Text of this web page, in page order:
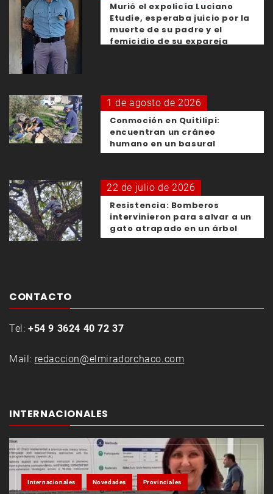
Murió el expolicía Luciano
Etudie, esperaba juicio por la
muerte de su padre y el
femicidio de su expareja
1 de agosto de 2026
Conmoción en Quitilipi:
encuentran un cráneo
humano en un basural
22 de julio de 2026
Resistencia: Bomberos
intervinieron para salvar a un
gato atrapado en un árbol
CONTACTO
Tel: +54 9 3624 40 72 37
Mail: redaccion@elmiradorchaco.com
INTERNACIONALES
Internacionales Novedades Provinciales